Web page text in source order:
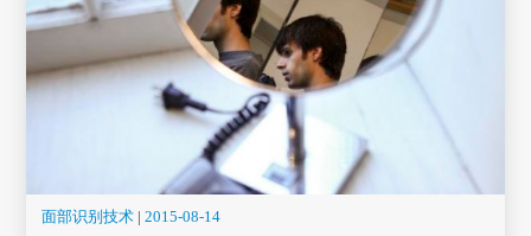
面部识别技术 |2015-08-14